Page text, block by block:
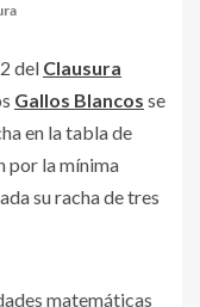
del Clausura
Gallos Blancos se
en la tabla de
por la mínima
su racha de tres
matemáticas